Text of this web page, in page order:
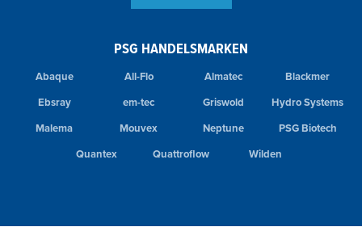
PSG HANDELSMARKEN
Abaque All-Flo Almatec
Blackmer
Ebsray
em-tec Griswold
Hydro Systems
Malema
Mouvex Neptune
PSG Biotech
Quantex
Quattroflow Wilden